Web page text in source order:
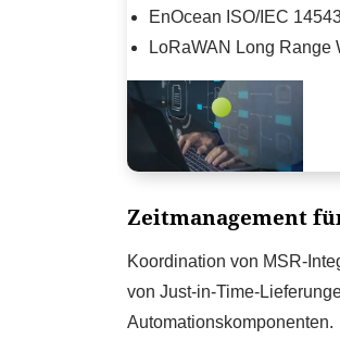
EnOcean ISO/IEC
LoRaWAN Long Range
Zeitmanagement
Koordination von MSR-
von Just-in-Time-
Automationskomponenten.